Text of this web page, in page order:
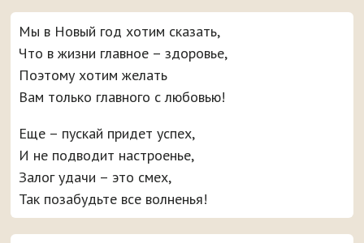
Мы в Новый год хотим сказать,
Что в жизни главное – здоровье,
Поэтому хотим желать
Вам только главного с любовью!
Еще – пускай придет успех,
И не подводит настроенье,
Залог удачи – это смех,
Так позабудьте все волненья!